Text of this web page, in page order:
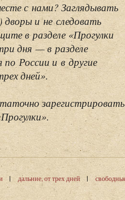
с нами? Заглядывать
дворы и не следовать
в разделе «Прогулки
дня — в разделе
России и в другие
дней».
дальние, от трех дней